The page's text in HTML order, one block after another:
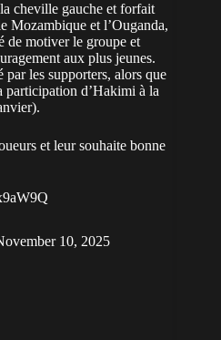
cheville gauche et forfait
Mozambique et l’Ouganda,
de motiver le groupe et
aux plus jeunes.
les supporters, alors que
participation d’Hakimi à la
et leur souhaite bonne
10, 2025